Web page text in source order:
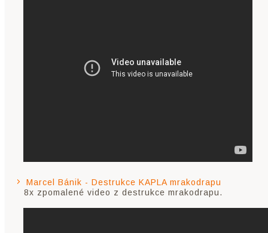
Marcel Bánik - Destrukce KAPLA mrakodrapu
8x zpomalené video z destrukce mrakodrapu.